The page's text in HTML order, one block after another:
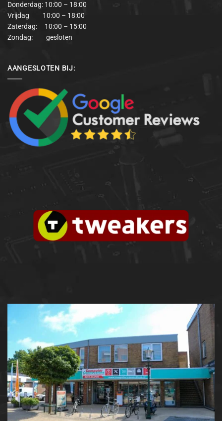
Donderdag: 10:00 – 18:00
Vrijdag 10:00 – 18:00
Zaterdag: 10:00 – 15:00
Zondag: gesloten
AANGESLOTEN BIJ: